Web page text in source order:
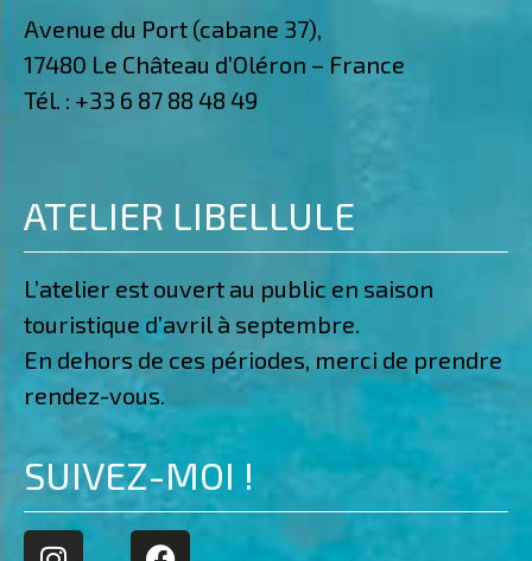
Avenue du Port (cabane 37),
17480 Le Château d’Oléron – France
Tél. : +33 6 87 88 48 49
ATELIER LIBELLULE
L’atelier est ouvert au public en saison
touristique d’avril à septembre.
En dehors de ces périodes, merci de prendre
rendez-vous.
SUIVEZ-MOI !